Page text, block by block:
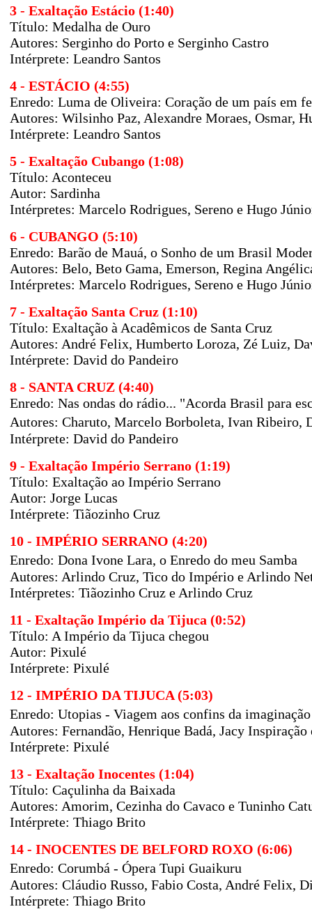
3 - Exaltação Estácio (1:40)
Título: Medalha de Ouro
Autores: Serginho do Porto e Serginho Castro
Intérprete: Leandro Santos
4 - ESTÁCIO (4:55)
Enredo: Luma de Oliveira: Coração de um país em
Autores: Wilsinho Paz, Alexandre Moraes, Osmar,
Intérprete: Leandro Santos
5 - Exaltação Cubango (1:08)
Título: Aconteceu
Autor: Sardinha
Intérpretes: Marcelo Rodrigues, Sereno e Hugo
6 - CUBANGO (5:10)
Enredo: Barão de Mauá, o Sonho de um Brasil
Autores: Belo, Beto Gama, Emerson, Regina
Intérpretes: Marcelo Rodrigues, Sereno e Hugo
7 - Exaltação Santa Cruz (1:10)
Título: Exaltação à Acadêmicos de Santa Cruz
Autores: André Felix, Humberto Loroza, Zé Luiz,
Intérprete: David do Pandeiro
8 - SANTA CRUZ (4:40)
Enredo: Nas ondas do rádio... "Acorda Brasil para
Autores: Charuto, Marcelo Borboleta, Ivan Ribeiro,
Intérprete: David do Pandeiro
9 - Exaltação Império Serrano (1:19)
Título: Exaltação ao Império Serrano
Autor: Jorge Lucas
Intérprete: Tiãozinho Cruz
10 - IMPÉRIO SERRANO (4:20)
Enredo: Dona Ivone Lara, o Enredo do meu Samba
Autores: Arlindo Cruz, Tico do Império e Arlindo
Intérpretes: Tiãozinho Cruz e Arlindo Cruz
11 - Exaltação Império da Tijuca (0:52)
Título: A Império da Tijuca chegou
Autor: Pixulé
Intérprete: Pixulé
12 - IMPÉRIO DA TIJUCA (5:03)
Enredo: Utopias - Viagem aos confins da imaginação
Autores: Fernandão, Henrique Badá, Jacy
Intérprete: Pixulé
13 - Exaltação Inocentes (1:04)
Título: Caçulinha da Baixada
Autores: Amorim, Cezinha do Cavaco e Tuninho
Intérprete: Thiago Brito
14 - INOCENTES DE BELFORD ROXO (6:06)
Enredo: Corumbá - Ópera Tupi Guaikuru
Autores: Cláudio Russo, Fabio Costa, André Felix,
Intérprete: Thiago Brito